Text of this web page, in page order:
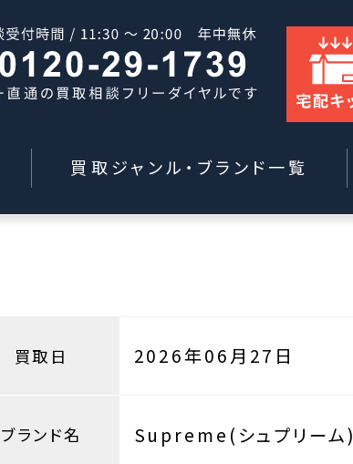
買取ジャンル・ブランド一覧
買取日 2026年06月27日
ブランド名 Supreme(シュプリーム)